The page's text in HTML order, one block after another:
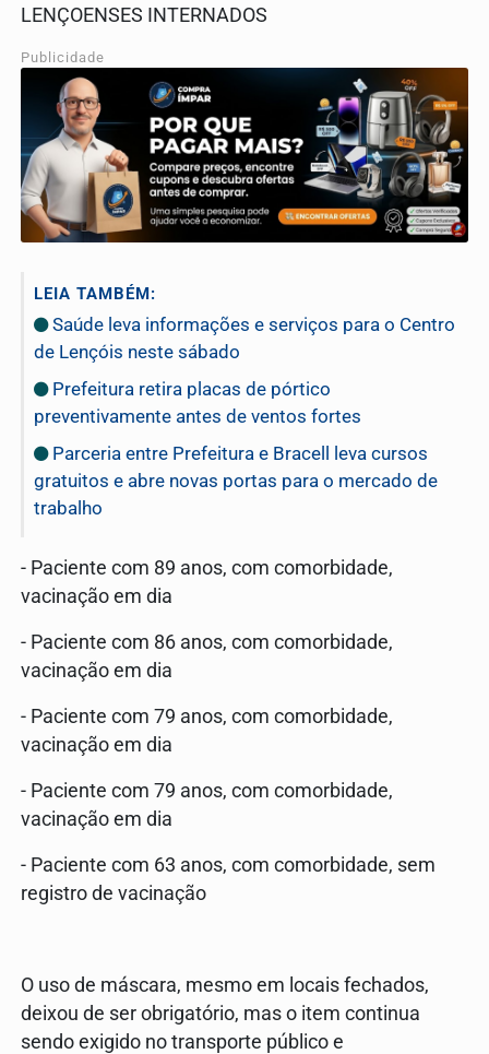
LENÇOENSES INTERNADOS
Publicidade
LEIA TAMBÉM:
Saúde leva informações e serviços para o Centro
de Lençóis neste sábado
Prefeitura retira placas de pórtico
preventivamente antes de ventos fortes
Parceria entre Prefeitura e Bracell leva cursos
gratuitos e abre novas portas para o mercado de
trabalho
- Paciente com 89 anos, com comorbidade,
vacinação em dia
- Paciente com 86 anos, com comorbidade,
vacinação em dia
- Paciente com 79 anos, com comorbidade,
vacinação em dia
- Paciente com 79 anos, com comorbidade,
vacinação em dia
- Paciente com 63 anos, com comorbidade, sem
registro de vacinação
O uso de máscara, mesmo em locais fechados,
deixou de ser obrigatório, mas o item continua
sendo exigido no transporte público e